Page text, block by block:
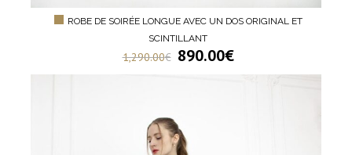
ROBE DE SOIRÉE LONGUE AVEC UN DOS ORIGINAL ET
SCINTILLANT
1,290.00€ 890.00€